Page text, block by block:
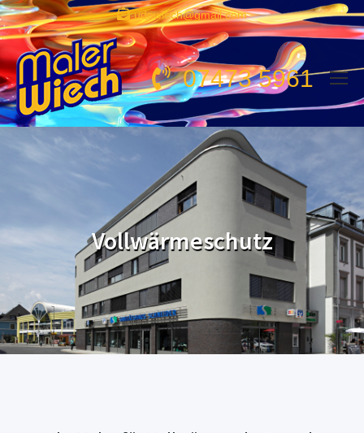
udowiech@gmail.com
07473 5961
Vollwärmeschutz